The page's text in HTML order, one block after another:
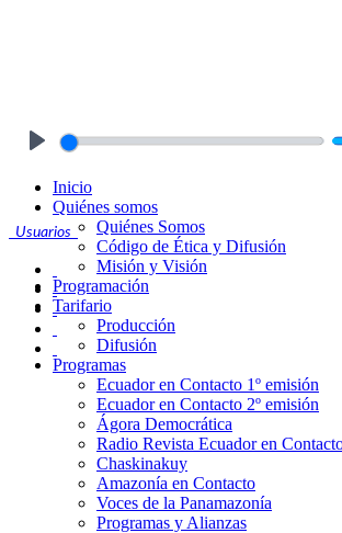
Usuarios
Inicio
Quiénes somos
Quiénes Somos
Código de Ética y Difusión
Misión y Visión
Programación
Tarifario
Producción
Difusión
Programas
Ecuador en Contacto 1º emisión
Ecuador en Contacto 2º emisión
Ágora Democrática
Radio Revista Ecuador en
Chaskinakuy
Amazonía en Contacto
Voces de la Panamazonía
Programas y Alianzas